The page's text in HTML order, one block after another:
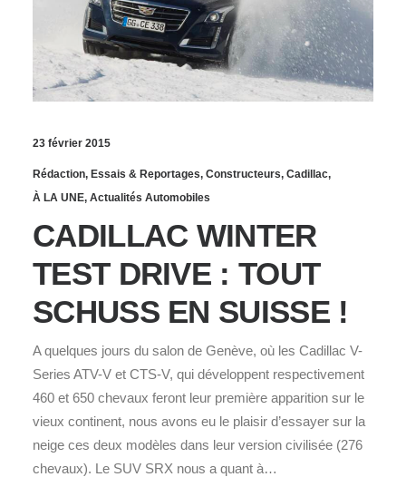
23 février 2015
Rédaction, Essais & Reportages, Constructeurs, Cadillac,
À LA UNE, Actualités Automobiles
CADILLAC WINTER
TEST DRIVE : TOUT
SCHUSS EN SUISSE !
A quelques jours du salon de Genève, où les Cadillac V-
Series ATV-V et CTS-V, qui développent respectivement
460 et 650 chevaux feront leur première apparition sur le
vieux continent, nous avons eu le plaisir d’essayer sur la
neige ces deux modèles dans leur version civilisée (276
chevaux). Le SUV SRX nous a quant à…